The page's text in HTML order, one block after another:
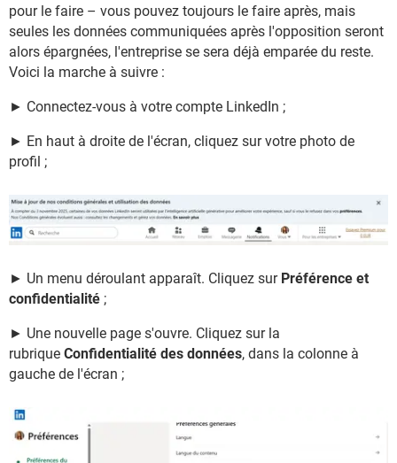
pour le faire – vous pouvez toujours le faire après, mais
seules les données communiquées après l'opposition seront
alors épargnées, l'entreprise se sera déjà emparée du reste.
Voici la marche à suivre :
► Connectez-vous à votre compte LinkedIn ;
► En haut à droite de l'écran, cliquez sur votre photo de
profil ;
► Un menu déroulant apparaît. Cliquez sur Préférence et
confidentialité ;
► Une nouvelle page s'ouvre. Cliquez sur la
rubrique Confidentialité des données, dans la colonne à
gauche de l'écran ;